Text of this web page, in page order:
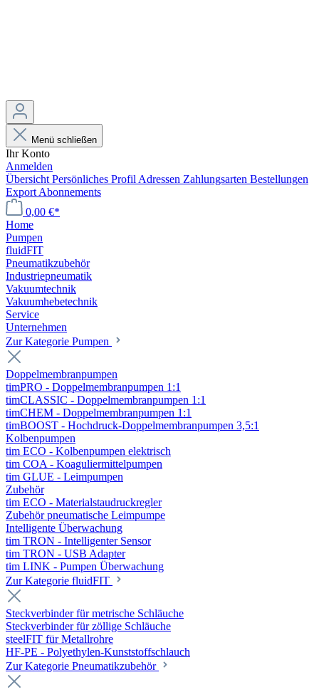
Menü schließen
Ihr Konto
Anmelden
Übersicht Persönliches Profil Adressen Zahlungsarten Bestellungen
Export Abonnements
0,00 €*
Home
Pumpen
fluidFIT
Pneumatikzubehör
Industriepneumatik
Vakuumtechnik
Vakuumhebetechnik
Service
Unternehmen
Zur Kategorie Pumpen
Doppelmembranpumpen
timPRO - Doppelmembranpumpen 1:1
timCLASSIC - Doppelmembranpumpen 1:1
timCHEM - Doppelmembranpumpen 1:1
timBOOST - Hochdruck-Doppelmembranpumpen 3,5:1
Kolbenpumpen
tim ECO - Kolbenpumpen elektrisch
tim COA - Koaguliermittelpumpen
tim GLUE - Leimpumpen
Zubehör
tim ECO - Materialstaudruckregler
Zubehör pneumatische Leimpumpe
Intelligente Überwachung
tim TRON - Intelligenter Sensor
tim TRON - USB Adapter
tim LINK - Pumpen Überwachung
Zur Kategorie fluidFIT
Steckverbinder für metrische Schläuche
Steckverbinder für zöllige Schläuche
steelFIT für Metallrohre
HF-PE - Polyethylen-Kunststoffschlauch
Zur Kategorie Pneumatikzubehör